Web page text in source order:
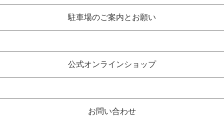
駐車場のご案内とお願い
公式オンラインショップ
お問い合わせ